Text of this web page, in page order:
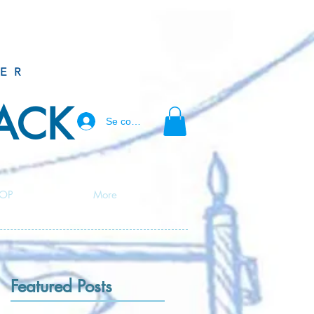
Se connecter
More
Featured Posts